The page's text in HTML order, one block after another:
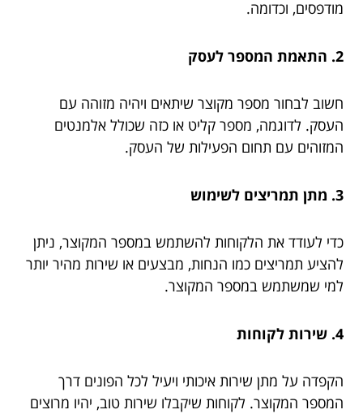
מודפסים, וכדומה.
2. התאמת המספר לעסק
חשוב לבחור מספר מקוצר שיתאים ויהיה מזוהה עם
העסק. לדוגמה, מספר קליט או כזה שכולל אלמנטים
המזוהים עם תחום הפעילות של העסק.
3. מתן תמריצים לשימוש
כדי לעודד את הלקוחות להשתמש במספר המקוצר, ניתן
להציע תמריצים כמו הנחות, מבצעים או שירות מהיר יותר
למי שמשתמש במספר המקוצר.
4. שירות לקוחות
הקפדה על מתן שירות איכותי ויעיל לכל הפונים דרך
המספר המקוצר. לקוחות שיקבלו שירות טוב, יהיו מרוצים